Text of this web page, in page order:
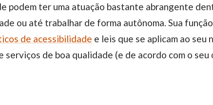
ou até trabalhar de forma autônoma. Sua
de acessibilidade e leis que se aplicam ao seu
serviços de boa qualidade (e de acordo com o